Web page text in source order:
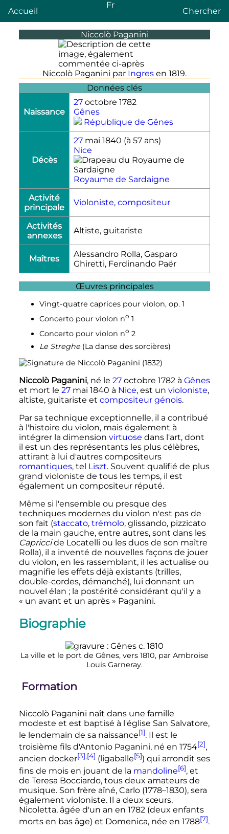
Accueil
Fr
Chercher
Niccolò Paganini
Niccolò Paganini par Ingres en 1819.
Données clés
Naissance
27 octobre 1782
Gênes
République de Gênes
Décès
27 mai 1840 (à 57 ans)
Nice
Royaume de Sardaigne
Activité
principale
Violoniste, compositeur
Activités
annexes
Altiste, guitariste
Maîtres
Alessandro Rolla, Gasparo
Ghiretti, Ferdinando Paër
Œuvres principales
Vingt-quatre caprices pour violon, op. 1
Concerto pour violon no 1
Concerto pour violon no 2
Le Streghe(La danse des sorcières)
Niccolò Paganini, né le 27octobre 1782à Gênes
et mort le 27mai 1840 à Nice, est un violoniste,
altiste, guitariste et compositeur génois.
Par sa technique exceptionnelle, il a contribué
à l'histoire du violon, mais également à
intégrer la dimension virtuose dans l'art, dont
il est un des représentants les plus célèbres,
attirant à lui d'autres compositeurs
romantiques, tel Liszt. Souvent qualifié de plus
grand violoniste de tous les temps, il est
également un compositeur réputé.
Même si l'ensemble ou presque des
techniques modernes du violon n'est pas de
son fait (staccato, trémolo, glissando, pizzicato
de la main gauche, entre autres, sont dans les
Capriccide Locatelli ou les duos de son maître
Rolla), il a inventé de nouvelles façons de jouer
du violon, en les rassemblant, il les actualise ou
magnifie les effets déjà existants (trilles,
double-cordes, démanché), lui donnant un
nouvel élan ; la postérité considérant qu'il y a
« un avant et un après » Paganini.
Biographie
La ville et le port de Gênes, vers 1810, par Ambroise
Louis Garneray.
Formation
Niccolò Paganini naît dans une famille
modeste et est baptisé à l'église San Salvatore,
le lendemain de sa naissance[1]. Il est le
troisième fils d'Antonio Paganini, né en 1754[2],
ancien docker[3],[4] (ligaballe[5]) qui arrondit ses
fins de mois en jouant de la mandoline[6], et
de Teresa Bocciardo, tous deux amateurs de
musique. Son frère aîné, Carlo (1778–1830), sera
également violoniste. Il a deux sœurs,
Nicoletta, âgée d'un an en 1782 (deux enfants
morts en bas âge) et Domenica, née en 1788[7].